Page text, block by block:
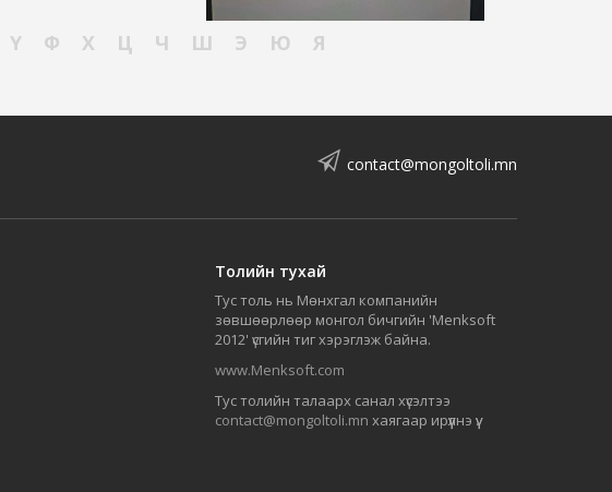
Ү Ф Х Ц Ч Ш Э Ю Я
contact@mongoltoli.mn
Толийн тухай
Тус толь нь Мөнхгал компанийн
зөвшөөрлөөр монгол бичгийн 'Menksoft
2012' үсгийн тиг хэрэглэж байна.
www.Menksoft.com
Тус толийн талаарх санал хүсэлтээ
contact@mongoltoli.mn хаягаар ирүүлнэ үү.